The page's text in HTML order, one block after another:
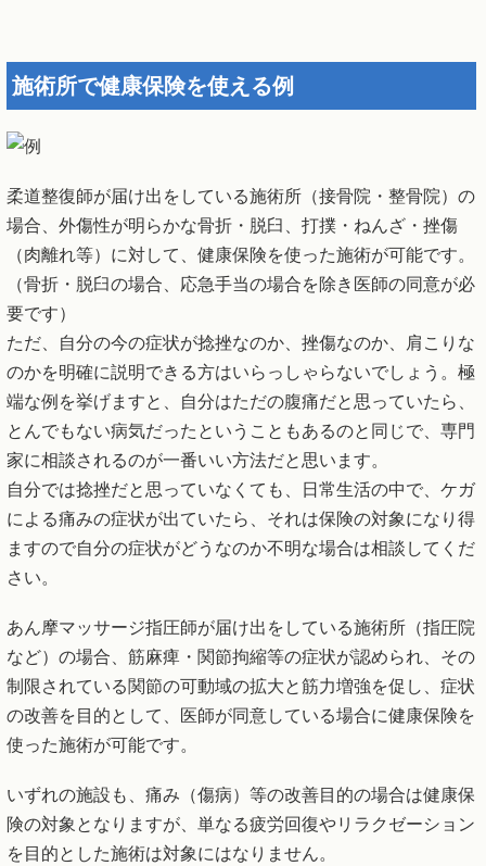
施術所で健康保険を使える例
柔道整復師が届け出をしている施術所（接骨院・整骨院）の
場合、外傷性が明らかな骨折・脱臼、打撲・ねんざ・挫傷
（肉離れ等）に対して、健康保険を使った施術が可能です。
（骨折・脱臼の場合、応急手当の場合を除き医師の同意が必
要です）
ただ、自分の今の症状が捻挫なのか、挫傷なのか、肩こりな
のかを明確に説明できる方はいらっしゃらないでしょう。極
端な例を挙げますと、自分はただの腹痛だと思っていたら、
とんでもない病気だったということもあるのと同じで、専門
家に相談されるのが一番いい方法だと思います。
自分では捻挫だと思っていなくても、日常生活の中で、ケガ
による痛みの症状が出ていたら、それは保険の対象になり得
ますので自分の症状がどうなのか不明な場合は相談してくだ
さい。
あん摩マッサージ指圧師が届け出をしている施術所（指圧院
など）の場合、筋麻痺・関節拘縮等の症状が認められ、その
制限されている関節の可動域の拡大と筋力増強を促し、症状
の改善を目的として、医師が同意している場合に健康保険を
使った施術が可能です。
いずれの施設も、痛み（傷病）等の改善目的の場合は健康保
険の対象となりますが、単なる疲労回復やリラクゼーション
を目的とした施術は対象にはなりません。